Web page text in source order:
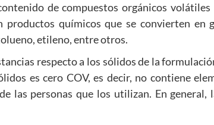
de compuestos orgánicos
productos químicos que se convierten en
etileno, entre otros.
respecto a los sólidos de la
es cero COV, es decir, no contiene
las personas que los utilizan. En